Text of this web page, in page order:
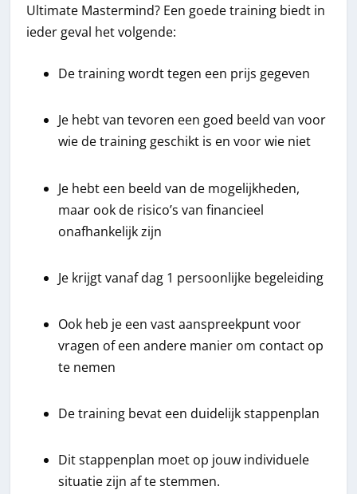
Ultimate Mastermind? Een goede training biedt in
ieder geval het volgende:
De training wordt tegen een prijs gegeven
Je hebt van tevoren een goed beeld van voor
wie de training geschikt is en voor wie niet
Je hebt een beeld van de mogelijkheden,
maar ook de risico’s van financieel
onafhankelijk zijn
Je krijgt vanaf dag 1 persoonlijke begeleiding
Ook heb je een vast aanspreekpunt voor
vragen of een andere manier om contact op
te nemen
De training bevat een duidelijk stappenplan
Dit stappenplan moet op jouw individuele
situatie zijn af te stemmen.